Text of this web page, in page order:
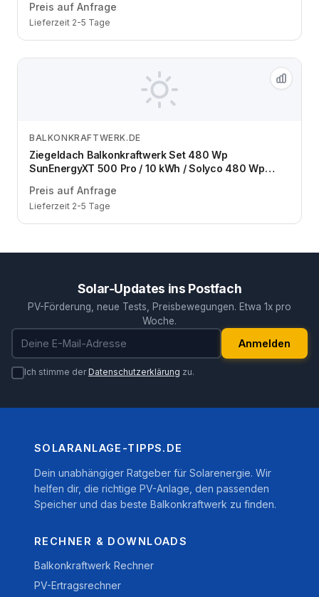
Preis auf Anfrage
Lieferzeit 2-5 Tage
Zum Angebot
BALKONKRAFTWERK.DE
Ziegeldach Balkonkraftwerk Set 480 Wp
SunEnergyXT 500 Pro / 10 kWh / Solyco 480 Wp
Preis auf Anfrage
Lieferzeit 2-5 Tage
Solar-Updates ins Postfach
PV-Förderung, neue Tests, Preisbewegungen. Etwa 1x pro
Woche.
E-Mail-Adresse
Anmelden
Ich stimme derDatenschutzerklärung zu.
SOLARANLAGE-TIPPS.DE
Dein unabhängiger Ratgeber für Solarenergie. Wir
helfen dir, die richtige PV-Anlage, den passenden
Speicher und das beste Balkonkraftwerk zu finden.
RECHNER & DOWNLOADS
Balkonkraftwerk Rechner
PV-Ertragsrechner